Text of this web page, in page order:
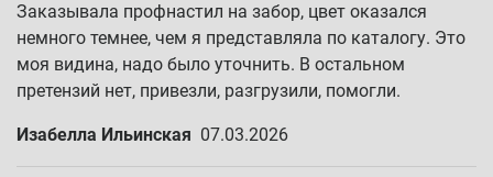
Заказывала профнастил на забор, цвет оказался
немного темнее, чем я представляла по каталогу. Это
моя видина, надо было уточнить. В остальном
претензий нет, привезли, разгрузили, помогли.
Изабелла Ильинская 07.03.2026